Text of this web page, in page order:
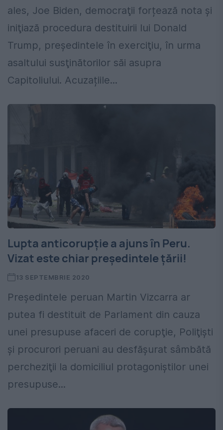
ales, Joe Biden, democraţii forțează nota și
iniţiază procedura destituirii lui Donald
Trump, preşedintele în exerciţiu, în urma
asaltului susţinătorilor săi asupra
Capitoliului. Acuzațiile...
Lupta anticorupție a ajuns în Peru.
Vizat este chiar președintele țării!
13 SEPTEMBRIE 2020
Președintele peruan Martin Vizcarra ar
putea fi destituit de Parlament din cauza
unei presupuse afaceri de corupţie, Poliţişti
şi procurori peruani au desfăşurat sâmbătă
percheziţii la domiciliul protagoniştilor unei
presupuse...